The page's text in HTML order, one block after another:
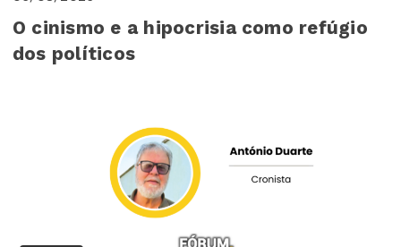
O cinismo e a hipocrisia como refúgio
dos políticos